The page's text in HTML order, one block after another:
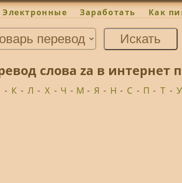
Электронные Заработать Как
слова za в интернет
- К - Л - Х - Ч - М - Я - Н - С - П - Т - У